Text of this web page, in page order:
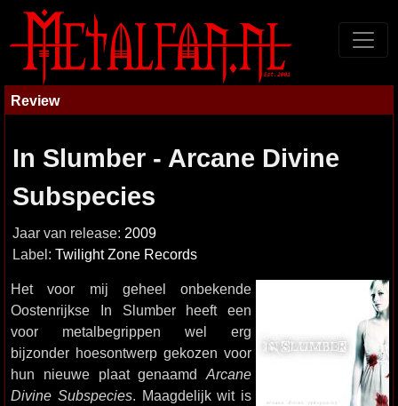
Review
In Slumber - Arcane Divine
Subspecies
Jaar van release: 2009
Label: Twilight Zone Records
Het voor mij geheel onbekende
Oostenrijkse In Slumber heeft een
voor metalbegrippen wel erg
bijzonder hoesontwerp gekozen voor
hun nieuwe plaat genaamd Arcane
Divine Subspecies. Maagdelijk wit is